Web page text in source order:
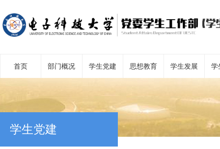
首页 部门概况 学生党建 思想教育 学生发展 学
学生党建